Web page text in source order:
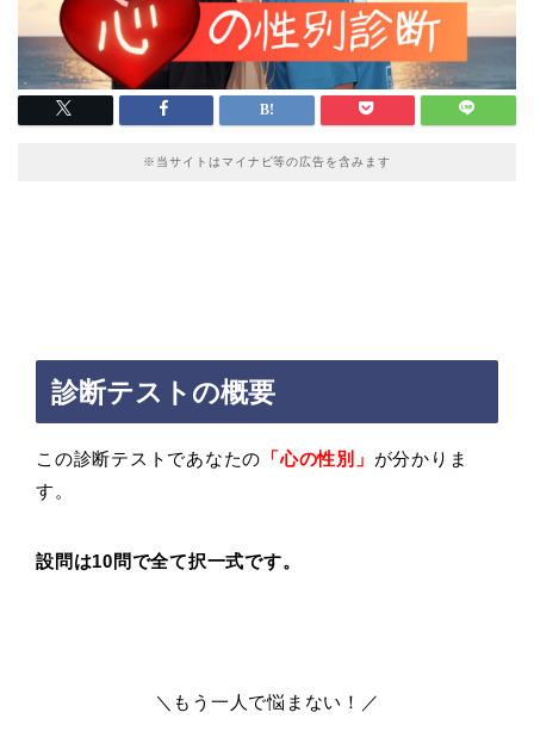
※当サイトはマイナビ等の広告を含みます
診断テストの概要
この診断テストであなたの 「心の性別 」 が分かりま
す。
設問は10問で全て択一式です。
＼もう一人で悩まない！／